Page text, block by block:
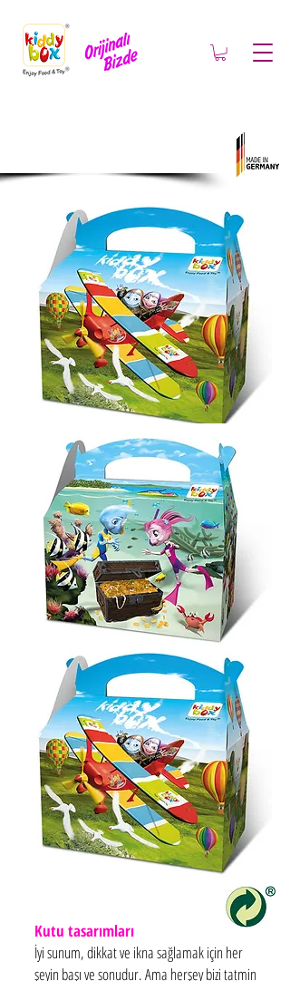
Kutu tasarımları
İyi sunum, dikkat ve ikna sağlamak için her
şeyin başı ve sonudur. Ama herşey bizi tatmin